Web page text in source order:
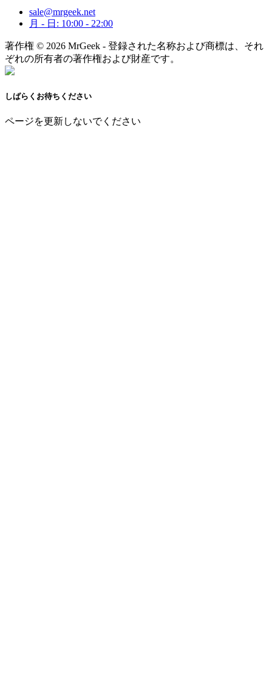
sale@mrgeek.net
月 - 日: 10:00 - 22:00
著作権 © 2026 MrGeek - 登録された名称および商標は、それ
ぞれの所有者の著作権および財産です。
しばらくお待ちください
ページを更新しないでください